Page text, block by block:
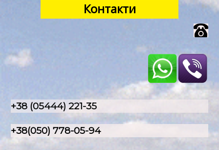
Контакти
+38 (05444) 221-35
+38(050) 778-05-94